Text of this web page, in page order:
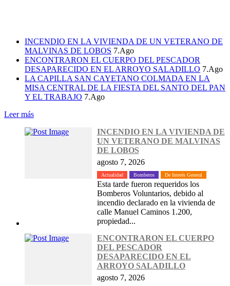
INCENDIO EN LA VIVIENDA DE UN VETERANO DE
MALVINAS DE LOBOS 7.Ago
ENCONTRARON EL CUERPO DEL PESCADOR
DESAPARECIDO EN EL ARROYO SALADILLO 7.Ago
LA CAPILLA SAN CAYETANO COLMADA EN LA
MISA CENTRAL DE LA FIESTA DEL SANTO DEL PAN
Y EL TRABAJO 7.Ago
Leer más
INCENDIO EN LA VIVIENDA DE
UN VETERANO DE MALVINAS
DE LOBOS
agosto 7, 2026
Actualidad Bomberos De Interés General
Esta tarde fueron requeridos los
Bomberos Voluntarios, debido al
incendio declarado en la vivienda de
calle Manuel Caminos 1.200,
propiedad...
ENCONTRARON EL CUERPO
DEL PESCADOR
DESAPARECIDO EN EL
ARROYO SALADILLO
agosto 7, 2026